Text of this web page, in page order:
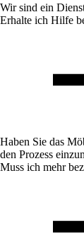
Wir sind ein
Erhalte ich Hilfe
Haben Sie das
den Prozess
Muss ich mehr